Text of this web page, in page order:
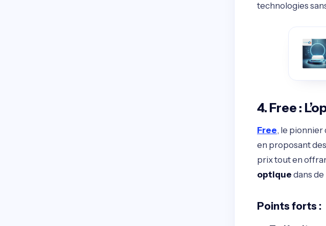
technologies
4. Free :
Free, le pionnier
en proposant des
prix tout en
optique dans
Points forts :